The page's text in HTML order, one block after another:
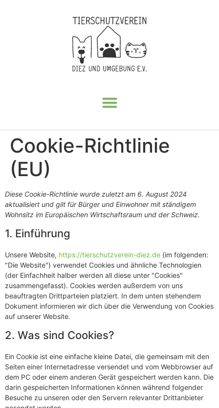
Cookie-Richtlinie
(EU)
Diese Cookie-Richtlinie wurde zuletzt am 6. August 2024
aktualisiert und gilt für Bürger und Einwohner mit ständigem
Wohnsitz im Europäischen Wirtschaftsraum und der Schweiz.
1. Einführung
Unsere Website, https://tierschutzverein-diez.de (im folgenden:
"Die Website") verwendet Cookies und ähnliche Technologien
(der Einfachheit halber werden all diese unter "Cookies"
zusammengefasst). Cookies werden außerdem von uns
beauftragten Drittparteien platziert. In dem unten stehendem
Dokument informieren wir dich über die Verwendung von Cookies
auf unserer Website.
2. Was sind Cookies?
Ein Cookie ist eine einfache kleine Datei, die gemeinsam mit den
Seiten einer Internetadresse versendet und vom Webbrowser auf
dem PC oder einem anderen Gerät gespeichert werden kann. Die
darin gespeicherten Informationen können während folgender
Besuche zu unseren oder den Servern relevanter Drittanbieter